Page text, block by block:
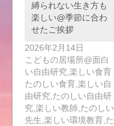
縛られない生き方も
楽しい@季節に合わ
せたご挨拶
2026年2月14日
こどもの居場所@面白
い自由研究,楽しい食育
たのしい食育,楽しい自
由研究,たのしい自由研
究,楽しい教師,たのしい
先生,楽しい環境教育,た